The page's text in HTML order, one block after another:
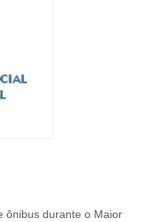
ônibus durante o Maior